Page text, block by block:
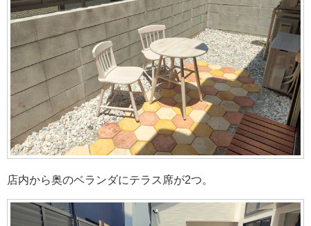
店内から奥のベランダにテラス席が2つ。